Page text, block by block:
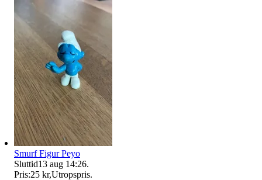
Smurf Figur Peyo
Sluttid13 aug 14:26.
Pris:25 kr,Utropspris.